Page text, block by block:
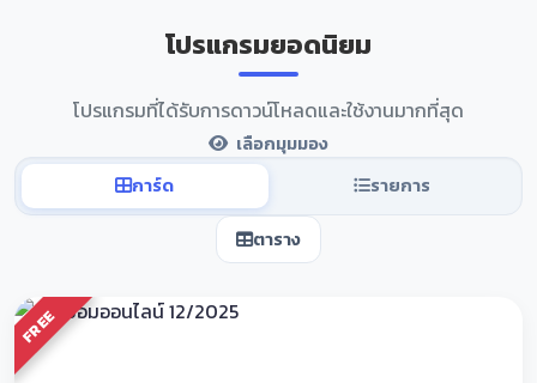
โปรแกรมยอดนิยม
โปรแกรมที่ได้รับการดาวน์โหลดและใช้งานมากที่สุด
เลือกมุมมอง
การ์ด
รายการ
ตาราง
FREE